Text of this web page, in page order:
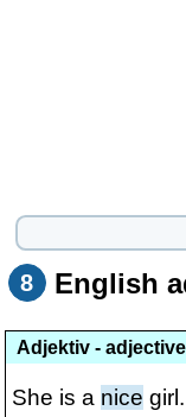
8 English
Adjektiv - adjective
She is a nice girl.